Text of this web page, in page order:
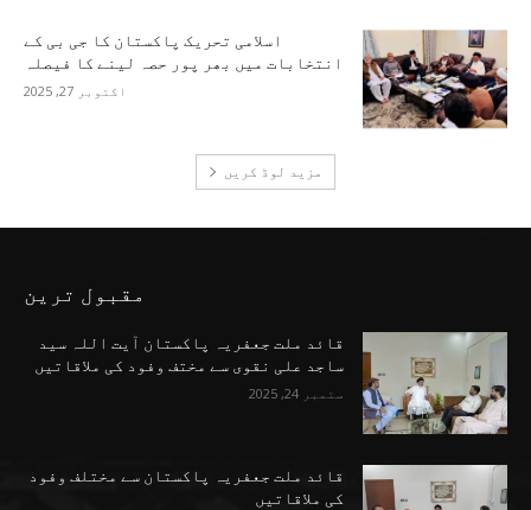
اسلامی تحریک پاکستان کا جی بی کے
انتخابات میں بھر پور حصہ لینے کا فیصلہ
اکتوبر 27, 2025
مزید لوڈ کریں
مقبول ترین
قائد ملت جعفریہ پاکستان آیت اللہ سید
ساجد علی نقوی سے مختف وفود کی ملاقاتیں
ستمبر 24, 2025
قائد ملت جعفریہ پاکستان سے مختلف وفود
کی ملاقاتیں